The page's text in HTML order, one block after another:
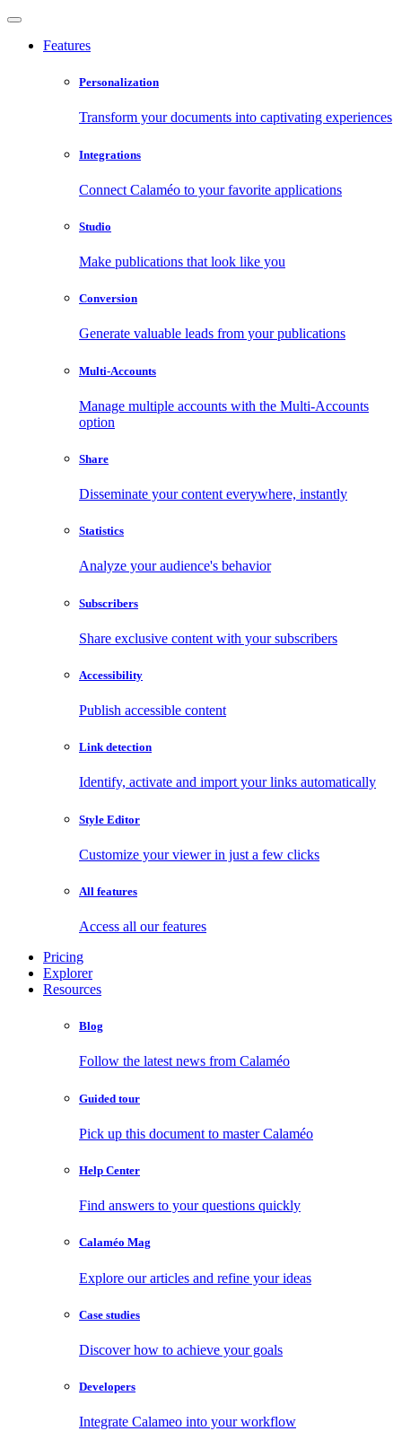
Features
Personalization
Transform your documents into captivating experiences
Integrations
Connect Calaméo to your favorite applications
Studio
Make publications that look like you
Conversion
Generate valuable leads from your publications
Multi-Accounts
Manage multiple accounts with the Multi-Accounts
option
Share
Disseminate your content everywhere, instantly
Statistics
Analyze your audience's behavior
Subscribers
Share exclusive content with your subscribers
Accessibility
Publish accessible content
Link detection
Identify, activate and import your links automatically
Style Editor
Customize your viewer in just a few clicks
All features
Access all our features
Pricing
Explorer
Resources
Blog
Follow the latest news from Calaméo
Guided tour
Pick up this document to master Calaméo
Help Center
Find answers to your questions quickly
Calaméo Mag
Explore our articles and refine your ideas
Case studies
Discover how to achieve your goals
Developers
Integrate Calameo into your workflow